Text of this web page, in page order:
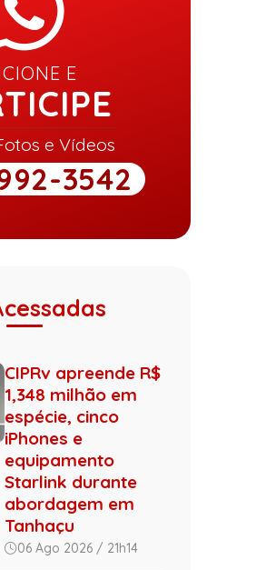
E
e Vídeos
3542
CIPRv apreende R$
1,348 milhão em
espécie, cinco
iPhones e
equipamento
Starlink durante
abordagem em
Tanhaçu
06 Ago 2026 / 21h14